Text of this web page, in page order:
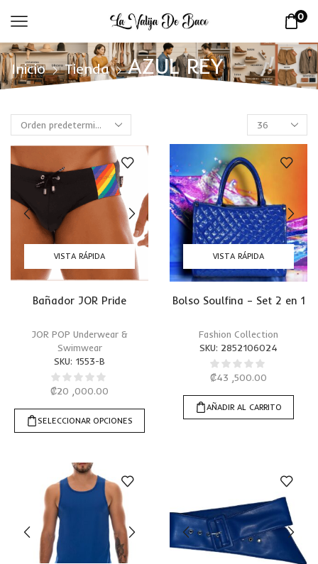
0
Inicio Tienda AZUL REY
VISTA RÁPIDA
Bañador JOR Pride
JOR POP Underwear &
Swimwear
SKU: 1553-B
₡20 ,000.00
SELECCIONAR OPCIONES
VISTA RÁPIDA
Bolso Soulfina – Set 2 en 1
Fashion Collection
SKU: 2852106024
₡43 ,500.00
AÑADIR AL CARRITO